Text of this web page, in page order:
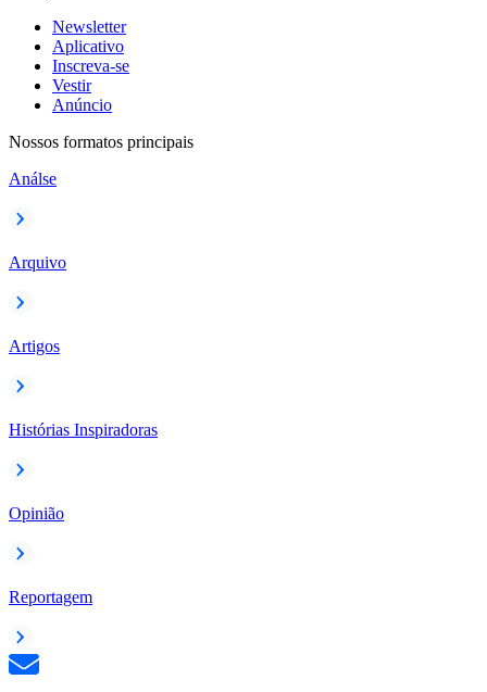
Newsletter
Aplicativo
Inscreva-se
Vestir
Anúncio
Nossos formatos principais
Análse
Arquivo
Artigos
Histórias Inspiradoras
Opinião
Reportagem